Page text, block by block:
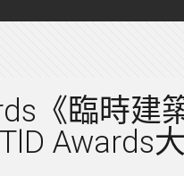
《臨時建
Awards